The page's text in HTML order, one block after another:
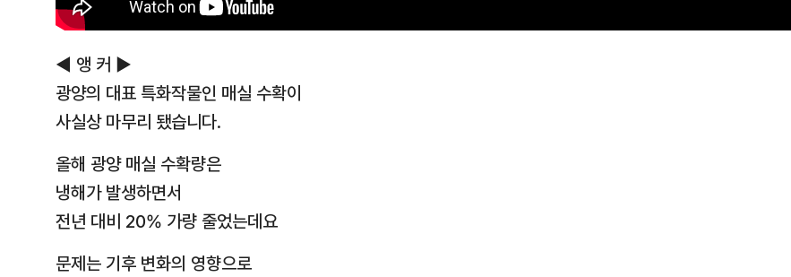
◀ 앵 커 ▶
광양의 대표 특화작물인 매실 수확이
사실상 마무리 됐습니다.
올해 광양 매실 수확량은
냉해가 발생하면서
전년 대비 20% 가량 줄었는데요
문제는 기후 변화의 영향으로